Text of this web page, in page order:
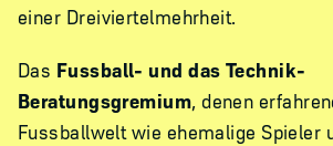
einer Dreiviertelmehrheit.
Das Fussball- und das Technik-
Beratungsgremium, denen
Fussballwelt wie ehemalige Spieler